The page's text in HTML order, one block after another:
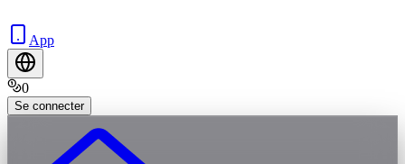
App
0
Se connecter